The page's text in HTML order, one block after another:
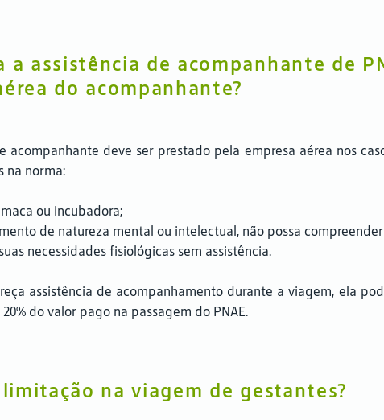
a assistência de acompanhante de
do acompanhante?
acompanhante deve ser prestado pela empresa aérea nos
na norma:
ou incubadora;
de natureza mental ou intelectual, não possa
necessidades fisiológicas sem assistência.
assistência de acompanhamento durante a viagem, ela
do valor pago na passagem do PNAE.
na viagem de gestantes?